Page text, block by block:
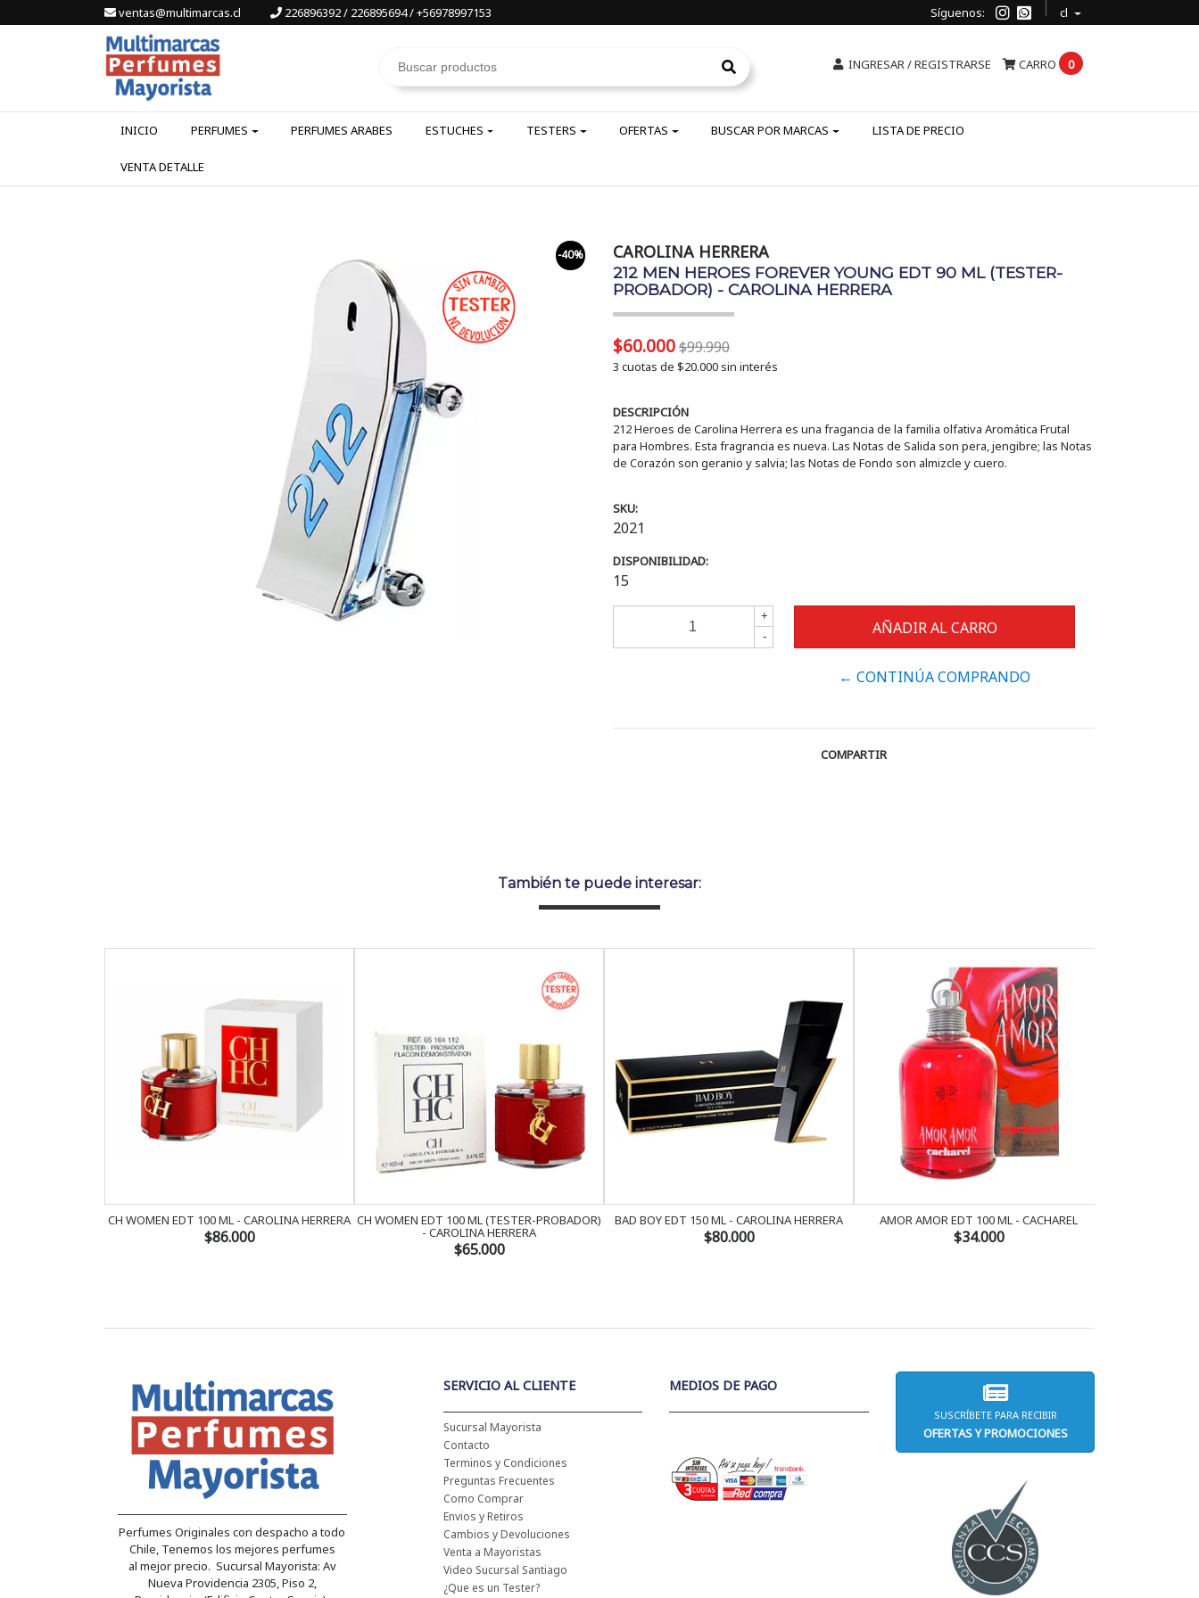
ventas@multimarcas.cl 226896392 / 226895694 / +56978997153 Síguenos: cl
CARRO 0
INGRESAR / REGISTRARSE
INICIO PERFUMES PERFUMES ARABES ESTUCHES TESTERS OFERTAS BUSCAR POR MARCAS LISTA DE PRECIO
VENTA DETALLE
-40% CAROLINA HERRERA
212 MEN HEROES FOREVER YOUNG EDT 90 ML (TESTER-
PROBADOR) - CAROLINA HERRERA
$60.000$99.990
3 cuotas de $20.000sin interés
DESCRIPCIÓN
212 Heroes de Carolina Herrera es una fragancia de la familia olfativa Aromática Frutal
para Hombres. Esta fragrancia es nueva. Las Notas de Salida son pera, jengibre; las Notas
de Corazón son geranio y salvia; las Notas de Fondo son almizcle y cuero.
SKU:
2021
DISPONIBILIDAD:
15
+
-
← CONTINÚA COMPRANDO
COMPARTIR
También te puede interesar:
CH WOMEN EDT 100 ML - CAROLINA HERRERA
$86.000
CH WOMEN EDT 100 ML (TESTER-PROBADOR)
- CAROLINA HERRERA
$65.000
BAD BOY EDT 150 ML - CAROLINA HERRERA
$80.000
AMOR AMOR EDT 100 ML - CACHAREL
$34.000
Perfumes Originales con despacho a todo
Chile, Tenemos los mejores perfumes
al mejor precio. Sucursal Mayorista: Av
Nueva Providencia 2305, Piso 2,
SERVICIO AL CLIENTE
Sucursal Mayorista
Contacto
Terminos y Condiciones
Preguntas Frecuentes
Como Comprar
Envios y Retiros
Cambios y Devoluciones
Venta a Mayoristas
Video Sucursal Santiago
¿Que es un Tester?
MEDIOS DE PAGO
SUSCRÍBETE PARA RECIBIR
OFERTAS Y PROMOCIONES